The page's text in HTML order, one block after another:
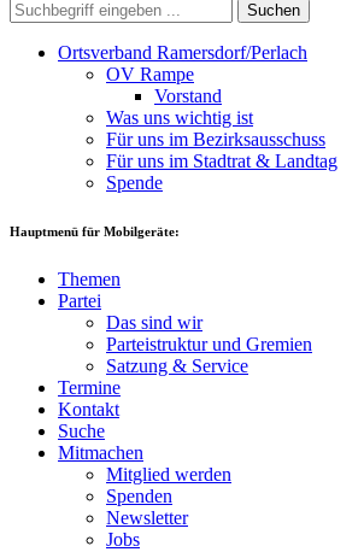
Suchen
Ortsverband Ramersdorf/Perlach
OV Rampe
Vorstand
Was uns wichtig ist
Für uns im Bezirksausschuss
Für uns im Stadtrat & Landtag
Spende
Hauptmenü für Mobilgeräte:
Themen
Partei
Das sind wir
Parteistruktur und Gremien
Satzung & Service
Termine
Kontakt
Suche
Mitmachen
Mitglied werden
Spenden
Newsletter
Jobs